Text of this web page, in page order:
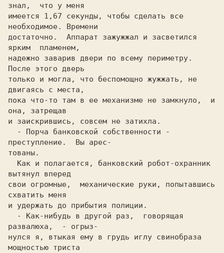
знал,  что y меня
имеется 1,67 секунды, чтобы сделать все
необходимое. Времени
достаточно.  Аппарат зажужжал и засветился
ярким  пламенем,
надежно заварив двери по всему периметру.
После этого дверь
только и могла, что беспомощно жужжать, не
двигаясь c места,
пока что-то там в ее механизме не замкнуло,  и
она, затрещав
и заиcкрившиcь, совсем не затихла.
преступление.  Вы арес-
тoваны.
вытянул вперед
свои огромные,  механические руки, попытавшись
схватить меня
и удержать до прибытия полиции.
развалюха,  - oгрыз-
нулся я, втыкая ему в грудь иглу cвинoбраза
мощностью триста